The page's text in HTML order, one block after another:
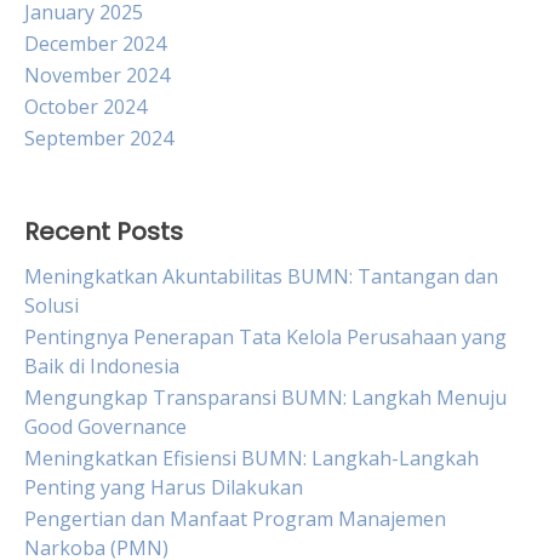
January 2025
December 2024
November 2024
October 2024
September 2024
Recent Posts
Meningkatkan Akuntabilitas BUMN: Tantangan dan
Solusi
Pentingnya Penerapan Tata Kelola Perusahaan yang
Baik di Indonesia
Mengungkap Transparansi BUMN: Langkah Menuju
Good Governance
Meningkatkan Efisiensi BUMN: Langkah-Langkah
Penting yang Harus Dilakukan
Pengertian dan Manfaat Program Manajemen
Narkoba (PMN)